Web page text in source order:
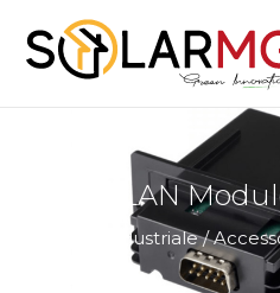
LAN
Industriale/